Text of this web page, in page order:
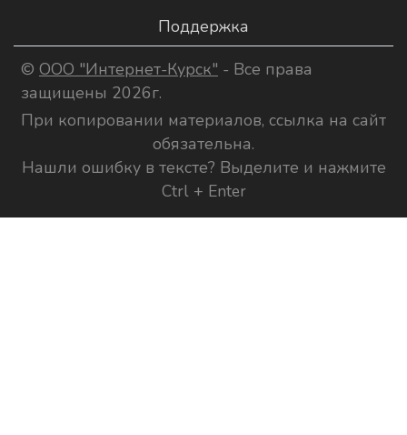
Поддержка
© ООО "Интернет-Курск" - Все права
защищены 2026г.
При копировании материалов, ссылка на сайт
обязательна.
Нашли ошибку в тексте? Выделите и нажмите
Ctrl + Enter